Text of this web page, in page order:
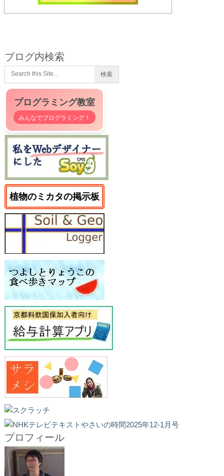
ブログ内検索
プログラミング教室
みんなでプログラミング！
植物のミカタの掲示板
プロフィール